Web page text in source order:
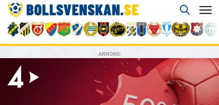
ANNONS: